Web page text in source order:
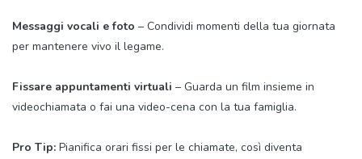
Messaggi vocali e foto – Condividi momenti della tua giornata
per mantenere vivo il legame.
Fissare appuntamenti virtuali – Guarda un film insieme in
videochiamata o fai una video-cena con la tua famiglia.
Pro Tip: Pianifica orari fissi per le chiamate, così diventa